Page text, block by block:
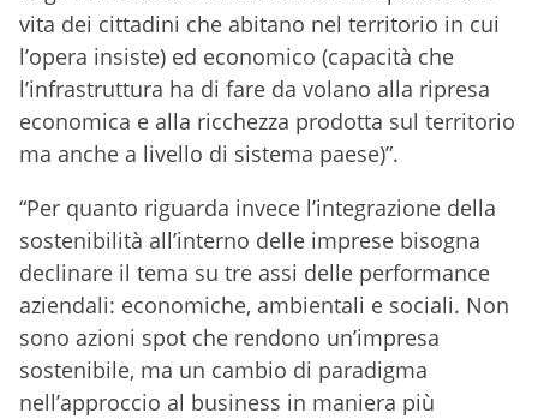
vita dei cittadini che abitano nel territorio in cui
l’opera insiste) ed economico (capacità che
l’infrastruttura ha di fare da volano alla ripresa
economica e alla ricchezza prodotta sul territorio
ma anche a livello di sistema paese)”.
“Per quanto riguarda invece l’integrazione della
sostenibilità all’interno delle imprese bisogna
declinare il tema su tre assi delle performance
aziendali: economiche, ambientali e sociali. Non
sono azioni spot che rendono un’impresa
sostenibile, ma un cambio di paradigma
nell’approccio al business in maniera più